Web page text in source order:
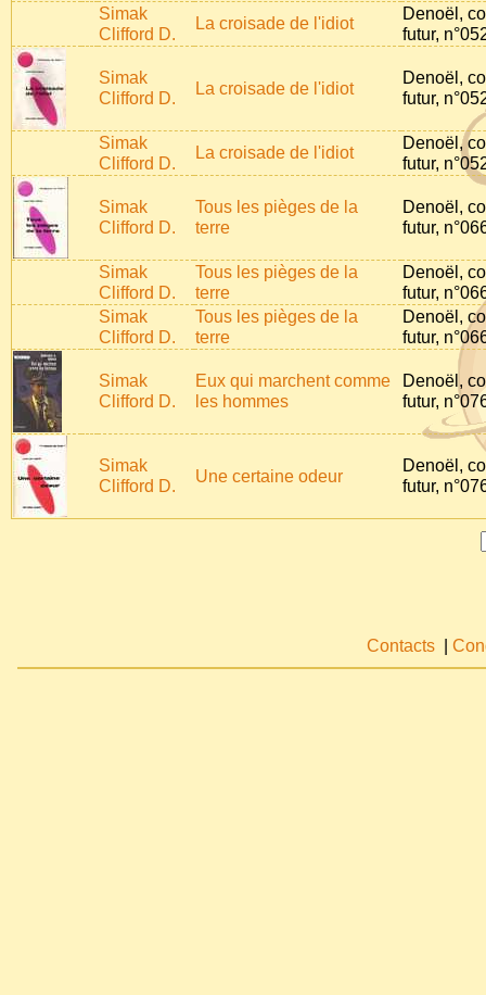
Simak
Clifford D.
La croisade de l'idiot
Denoël,
futur,
Simak
Clifford D.
La croisade de l'idiot
Denoël,
futur,
Simak
Clifford D.
La croisade de l'idiot
Denoël,
futur,
Simak
Clifford D.
Tous les pièges de la
terre
Denoël,
futur,
Simak
Clifford D.
Tous les pièges de la
terre
Denoël,
futur,
Simak
Clifford D.
Tous les pièges de la
terre
Denoël,
futur,
Simak
Clifford D.
Eux qui marchent comme
les hommes
Denoël,
futur,
Simak
Clifford D.
Une certaine odeur
Denoël,
futur,
Contacts |